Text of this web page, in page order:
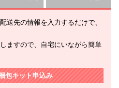
送先の情報を入力するだけで、
ますので、自宅にいながら簡単
包キット申込み